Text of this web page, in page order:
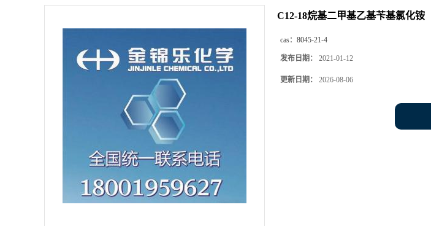
C12-18烷基二甲基乙基苄基氯化铵
cas： 8045-21-4
发布日期： 2021-01-12
更新日期： 2026-08-06